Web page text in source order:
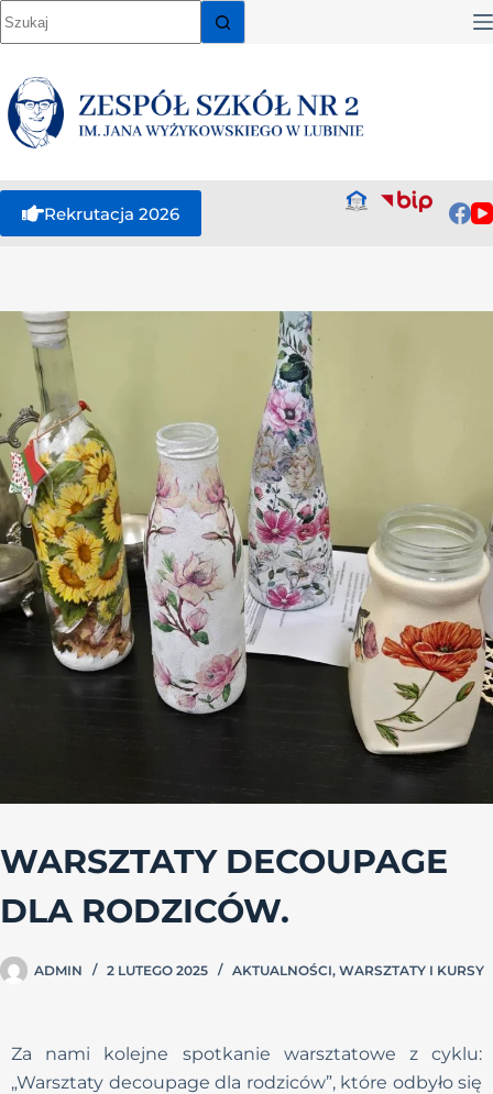
Rekrutacja 2026
WARSZTATY DECOUPAGE
DLA RODZICÓW.
ADMIN 2 LUTEGO 2025 AKTUALNOŚCI, WARSZTATY I KURSY
Za nami kolejne spotkanie warsztatowe z cyklu:
„Warsztaty decoupage dla rodziców”, które odbyło się